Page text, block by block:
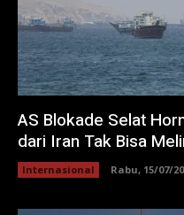
AS Blokade Selat
dari Iran Tak Bisa
Internasional Rabu, 15/07/